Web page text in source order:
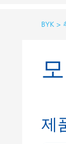
적용분
적용
자동차
BYK
제